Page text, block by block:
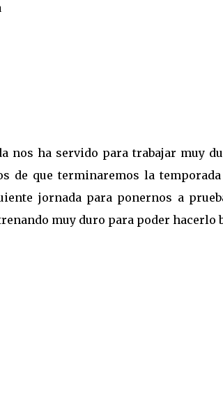
nos ha servido para trabajar muy
de que terminaremos la
jornada para ponernos a
muy duro para poder hacerlo